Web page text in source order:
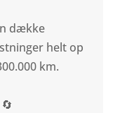
dække
helt op
km.